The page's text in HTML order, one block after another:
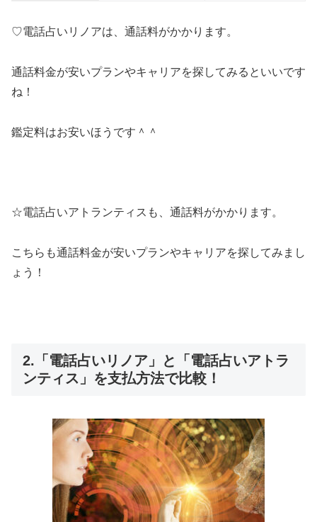
♡電話占いリノアは、通話料がかかります。
通話料金が安いプランやキャリアを探してみるといいです
ね！
鑑定料はお安いほうです＾＾
☆電話占いアトランティスも、通話料がかかります。
こちらも通話料金が安いプランやキャリアを探してみまし
ょう！
2.「電話占いリノア」と「電話占いアトラ
ンティス」を支払方法で比較！